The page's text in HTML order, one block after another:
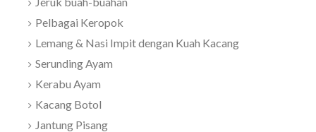
Pelbagai Keropok
Lemang & Nasi Impit dengan Kuah Kacang
Serunding Ayam
Kerabu Ayam
Kacang Botol
Jantung Pisang